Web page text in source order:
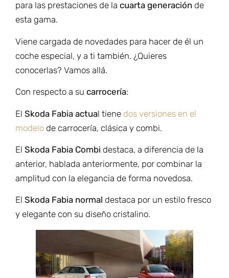
para las prestaciones de la cuarta generación de
esta gama.
Viene cargada de novedades para hacer de él un
coche especial, y a ti también. ¿Quieres
conocerlas? Vamos allá.
Con respecto a su carrocería:
El Skoda Fabia actual tiene dos versiones en el
modelo de carrocería, clásica y combi.
El Skoda Fabia Combi destaca, a diferencia de la
anterior, hablada anteriormente, por combinar la
amplitud con la elegancia de forma novedosa.
El Skoda Fabia normal destaca por un estilo fresco
y elegante con su diseño cristalino.